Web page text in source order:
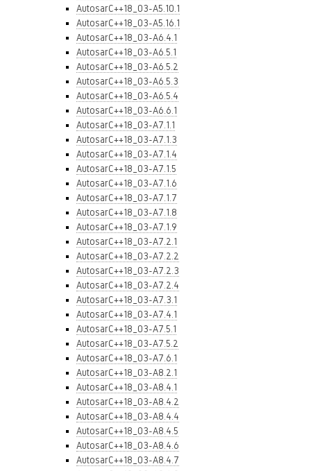
AutosarC++18_03-A5.10.1
AutosarC++18_03-A5.16.1
AutosarC++18_03-A6.4.1
AutosarC++18_03-A6.5.1
AutosarC++18_03-A6.5.2
AutosarC++18_03-A6.5.3
AutosarC++18_03-A6.5.4
AutosarC++18_03-A6.6.1
AutosarC++18_03-A7.1.1
AutosarC++18_03-A7.1.3
AutosarC++18_03-A7.1.4
AutosarC++18_03-A7.1.5
AutosarC++18_03-A7.1.6
AutosarC++18_03-A7.1.7
AutosarC++18_03-A7.1.8
AutosarC++18_03-A7.1.9
AutosarC++18_03-A7.2.1
AutosarC++18_03-A7.2.2
AutosarC++18_03-A7.2.3
AutosarC++18_03-A7.2.4
AutosarC++18_03-A7.3.1
AutosarC++18_03-A7.4.1
AutosarC++18_03-A7.5.1
AutosarC++18_03-A7.5.2
AutosarC++18_03-A7.6.1
AutosarC++18_03-A8.2.1
AutosarC++18_03-A8.4.1
AutosarC++18_03-A8.4.2
AutosarC++18_03-A8.4.4
AutosarC++18_03-A8.4.5
AutosarC++18_03-A8.4.6
AutosarC++18_03-A8.4.7